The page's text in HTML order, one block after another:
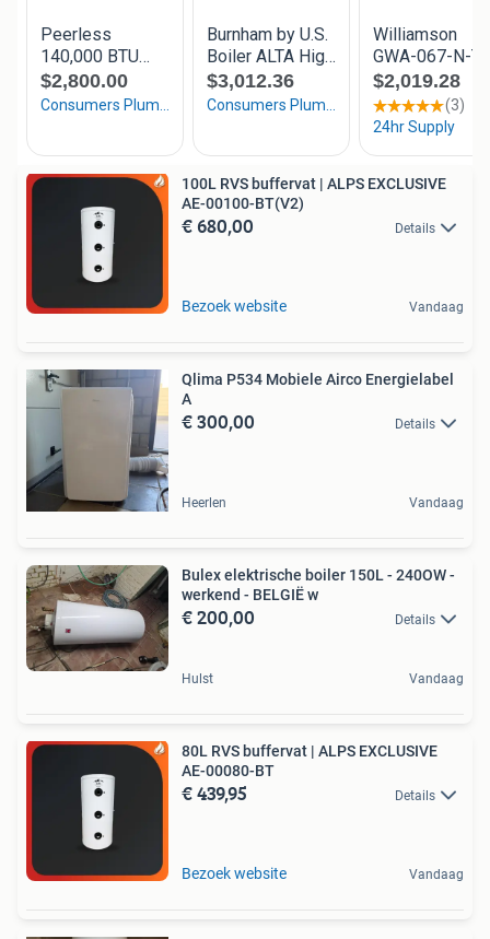
100L RVS buffervat | ALPS EXCLUSIVE
AE-00100-BT(V2)
€ 680,00 Details
Bezoek website Vandaag
Qlima P534 Mobiele Airco Energielabel
A
€ 300,00 Details
Heerlen Vandaag
Bulex elektrische boiler 150L - 240OW -
werkend - BELGIË w
€ 200,00 Details
Hulst Vandaag
80L RVS buffervat | ALPS EXCLUSIVE
AE-00080-BT
€ 439,95 Details
Bezoek website Vandaag